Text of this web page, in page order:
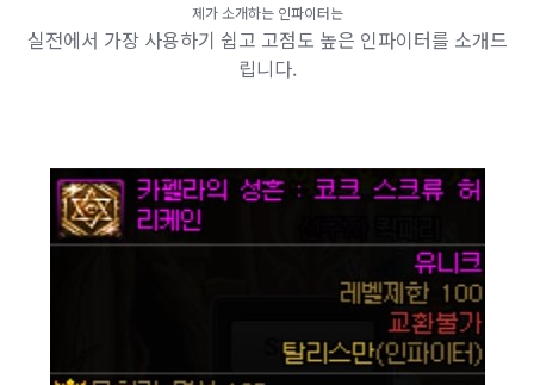
제가 소개하는 인파이터는
실전에서 가장 사용하기 쉽고 고점도 높은 인파이터를 소개드
립니다.